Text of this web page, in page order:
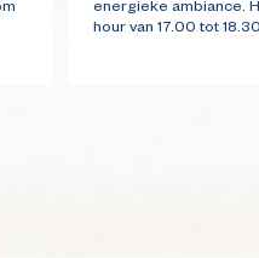
energieke ambiance.
hour van 17.00 tot